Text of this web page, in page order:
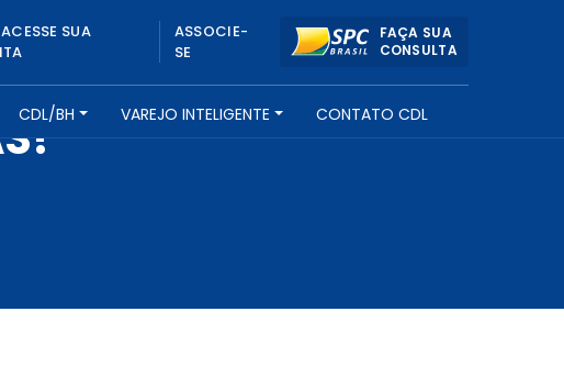
ACESSE SUA
ASSOCIE-
SE
FAÇA SUA
CONSULTA
CDL/BH VAREJO INTELIGENTE CONTATO CDL